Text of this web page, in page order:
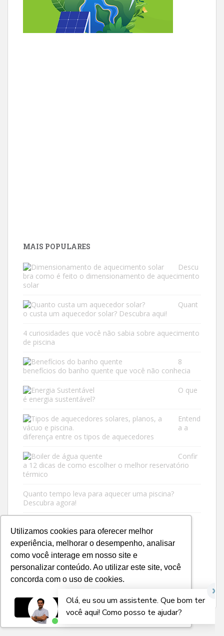
Utilizamos cookies para oferecer melhor
experiência, melhorar o desempenho, analisar
como você interage em nosso site e
personalizar conteúdo. Ao utilizar este site, você
concorda com o uso de cookies.
Ok, entendi!
MAIS POPULARES
Descu
bra como é feito o dimensionamento de aquecimento
solar
Quant
o custa um aquecedor solar? Descubra aqui!
4 curiosidades que você não sabia sobre aquecimento
de piscina
8
benefícios do banho quente que você não conhecia
O que
é energia sustentável?
Entend
a a
diferença entre os tipos de aquecedores
Confir
a 12 dicas de como escolher o melhor reservatório
térmico
Quanto tempo leva para aquecer uma piscina?
Descubra agora!